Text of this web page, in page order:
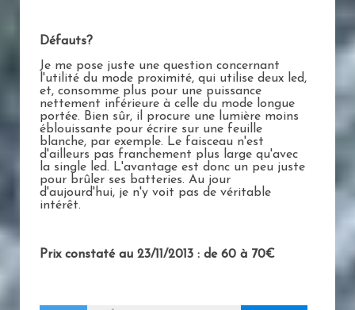
Défauts?
Je me pose juste une question concernant
l'utilité du mode proximité, qui utilise deux led,
et, consomme plus pour une puissance
nettement inférieure à celle du mode longue
portée. Bien sûr, il procure une lumière moins
éblouissante pour écrire sur une feuille
blanche, par exemple. Le faisceau n'est
d'ailleurs pas franchement plus large qu'avec
la single led. L'avantage est donc un peu juste
pour brûler ses batteries. Au jour
d'aujourd'hui, je n'y voit pas de véritable
intérêt.
Prix constaté au 23/11/2013 : de 60 à 70€